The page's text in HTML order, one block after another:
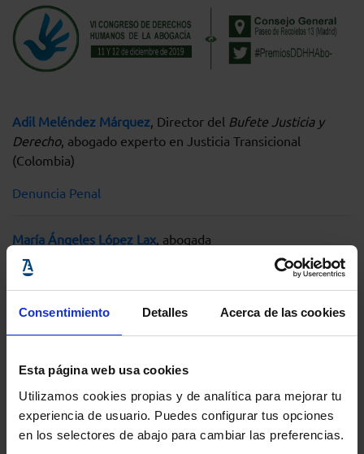
Consentimiento Detalles Acerca de las cookies
Esta página web usa cookies
Utilizamos cookies propias y de analítica para mejorar tu
experiencia de usuario. Puedes configurar tus opciones
en los selectores de abajo para cambiar las preferencias.
Adil Meléndez Márquez , Director del Bufete Justicia y
Derecho, abogado experto en Justicia Transicional
(Colombia)
Denuncia Penal
María Ángeles López Lax , abogada
ambientalista, cofundadora de la
Red de Abogados y
Abogadas para la Defensa Ambiental (RADA)
Jaime González Masip, profesor universitario y doctor en
Responsabilidad Social Corporativa
Mercedes Almenar Muñoz, Abogada,profesora Dra. de la